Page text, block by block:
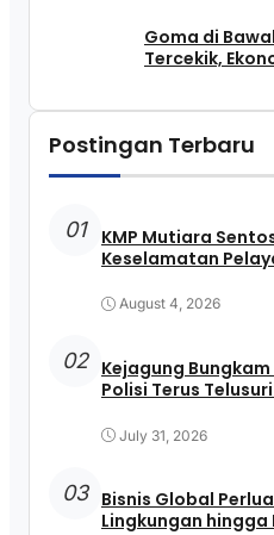
Goma di
Tercekik,
Postingan Terbaru
01
KMP Mutiara
Keselamatan
August 4, 2026
02 Kejagung
Polisi Terus
July 31, 2026
03 Bisnis Global
Lingkungan hingga